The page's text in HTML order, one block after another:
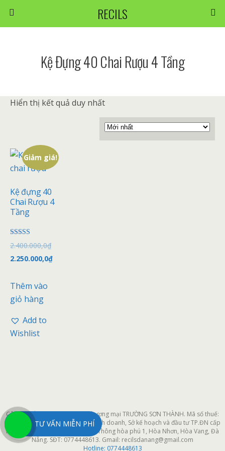
RECILS
Kệ Đựng 40 Chai Rượu 4 Tầng
Hiển thị kết quả duy nhất
Giảm giá!
Kệ đựng 40
Chai Rượu 4
Tầng
Được xếp
hạng
4.50
5 sao
2.400.000,0₫
2.250.000,0₫
Thêm vào
giỏ hàng
Add to
Wishlist
Công ty cổ phần xây dựng và thương mại TRƯỜNG SƠN THÀNH. Mã số thuế:
0401964611 do Phòng đăng ký kinh doanh, Sở kế hoạch và đầu tư TP.ĐN cấp
ngày 25/03/2019. Địa chỉ xưởng: Thông hòa phú 1, Hòa Nhơn, Hòa Vang, Đà
Nẵng. SĐT: 0774448613. Gmail: recilsdanang@gmail.com
Hotline: 0774448613
TƯ VẤN MIỄN PHÍ